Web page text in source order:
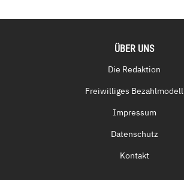
ÜBER UNS
Die Redaktion
Freiwilliges Bezahlmodell
Impressum
Datenschutz
Kontakt